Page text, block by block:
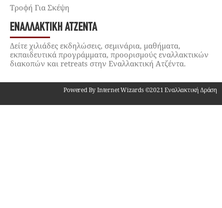
Τροφή Για Σκέψη
ΕΝΑΛΛΑΚΤΙΚΉ ΑΤΖΈΝΤΑ
Δείτε χιλιάδες εκδηλώσεις, σεμινάρια, μαθήματα,
εκπαιδευτικά προγράμματα, προορισμούς εναλλακτικών
διακοπών και retreats στην Εναλλακτική Ατζέντα.
Powered By Internet Wizards ©2021 Εναλλακτική Δράση